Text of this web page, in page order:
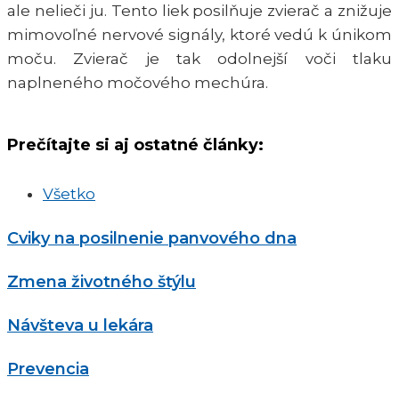
ale nelieči ju. Tento liek posilňuje zvierač a znižuje
mimovoľné nervové signály, ktoré vedú k únikom
moču. Zvierač je tak odolnejší voči tlaku
naplneného močového mechúra.
Prečítajte si aj ostatné články:
Všetko
Cviky na posilnenie panvového dna
Zmena životného štýlu
Návšteva u lekára
Prevencia